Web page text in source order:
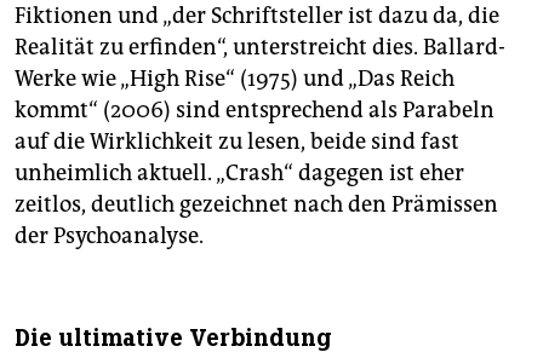
Fiktionen und „der Schriftsteller ist dazu da, die
Realität zu erfinden“, unterstreicht dies. Ballard-
Werke wie „High Rise“ (1975) und „Das Reich
kommt“ (2006) sind entsprechend als Parabeln
auf die Wirklichkeit zu lesen, beide sind fast
unheimlich aktuell. „Crash“ dagegen ist eher
zeitlos, deutlich gezeichnet nach den Prämissen
der Psychoanalyse.
Die ultimative Verbindung